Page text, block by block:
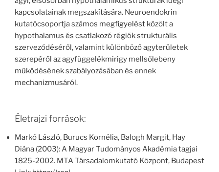
kapcsolatainak megszakítására. Neuroendokrin
kutatócsoportja számos megfigyelést közölt a
hypothalamus és csatlakozó régiók strukturális
szerveződéséről, valamint különböző agyterületek
szerepéről az agyfüggelékmirigy mellsőlebeny
működésének szabályozásában és ennek
mechanizmusáról.
Életrajzi források:
Markó László, Burucs Kornélia, Balogh Margit, Hay
Diána (2003): A Magyar Tudományos Akadémia tagjai
1825-2002. MTA Társadalomkutató Központ, Budapest